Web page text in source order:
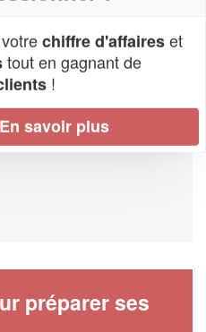
préparer ses
chiffre d'affaireset
tout en gagnant de
!
En savoir plus